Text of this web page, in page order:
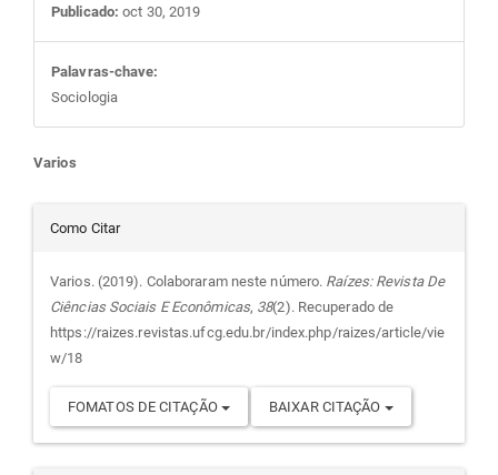
Publicado: oct 30, 2019
Palavras-chave:
Sociologia
Conteúdo
do
artigo
principal
Varios
Detalhes
do
artigo
Como Citar
Varios. (2019). Colaboraram neste número. Raízes: Revista De
Ciências Sociais E Econômicas, 38(2). Recuperado de
https://raizes.revistas.ufcg.edu.br/index.php/raizes/article/vie
w/18
FOMATOS DE CITAÇÃO BAIXAR CITAÇÃO